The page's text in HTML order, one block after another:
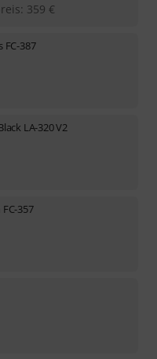
: 359 €
FC-387
LA-320 V2
357